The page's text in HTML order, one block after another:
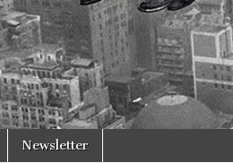
Newsletter